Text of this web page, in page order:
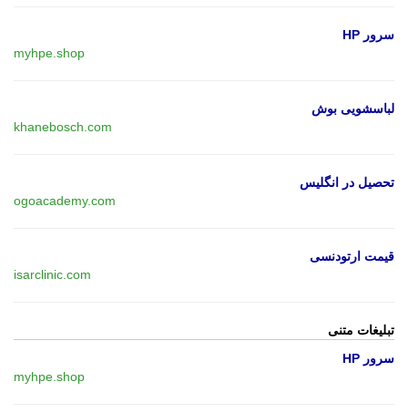
سرور HP
myhpe.shop
لباسشویی بوش
khanebosch.com
تحصیل در انگلیس
ogoacademy.com
قیمت ارتودنسی
isarclinic.com
تبلیغات متنی
سرور HP
myhpe.shop